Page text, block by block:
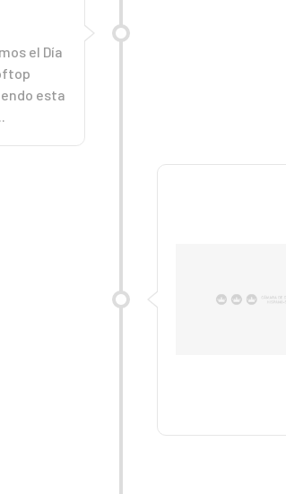
el Día
esta